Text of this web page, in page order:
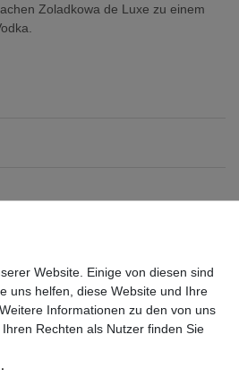
Zoladkowa de Luxe zu einem
KG, Winsbergring 14-22, 22525
Website. Einige von diesen sind
uns helfen, diese Website und Ihre
Informationen zu den von uns
Rechten als Nutzer finden Sie